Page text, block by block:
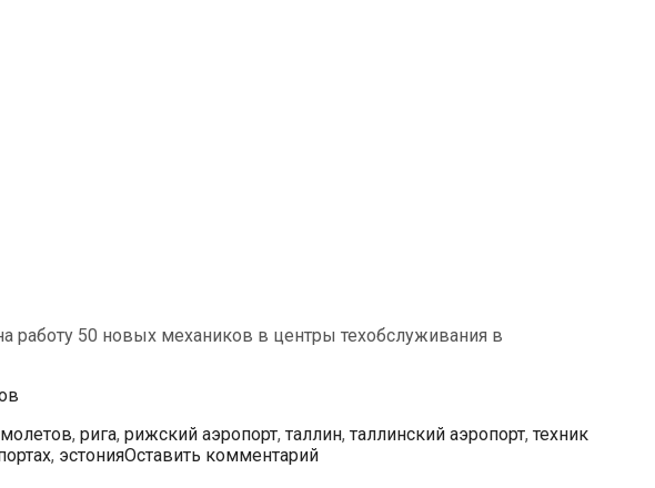
работу 50 новых механиков в центры техобслуживания в
, рига, рижский аэропорт, таллин, таллинский аэропорт, техник
, эстонияОставить комментарий